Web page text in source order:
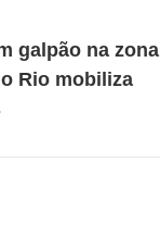
galpão na zona
Rio mobiliza